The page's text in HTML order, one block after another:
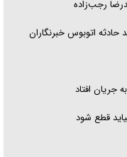
رجب‌زاده
اتوبوس خبرنگاران
جریان افتاد
قطع شود